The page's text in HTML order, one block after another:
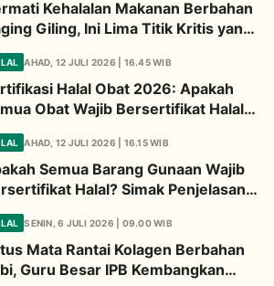
Kehalalan Makanan Berbahan
Giling, Ini Lima Titik Kritis yang
Diperhatikan
AHAD, 12 JULI 2026 | 16.45 WIB
Halal Obat 2026: Apakah
Obat Wajib Bersertifikat Halal?
Penjelasannya
AHAD, 12 JULI 2026 | 16.15 WIB
Semua Barang Gunaan Wajib
Halal? Simak Penjelasan
SENIN, 6 JULI 2026 | 09.00 WIB
Mata Rantai Kolagen Berbahan
Guru Besar IPB Kembangkan